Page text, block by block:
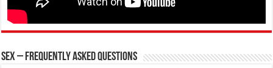
Sex – Frequently Asked Questions